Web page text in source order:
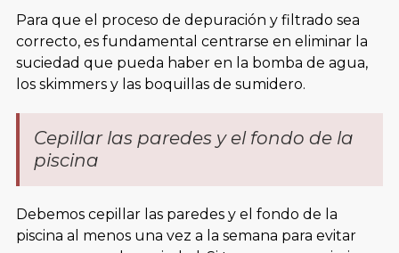
Para que el proceso de depuración y filtrado sea
correcto, es fundamental centrarse en eliminar la
suciedad que pueda haber en la bomba de agua,
los skimmers y las boquillas de sumidero.
Cepillar las paredes y el fondo de la
piscina
Debemos cepillar las paredes y el fondo de la
piscina al menos una vez a la semana para evitar